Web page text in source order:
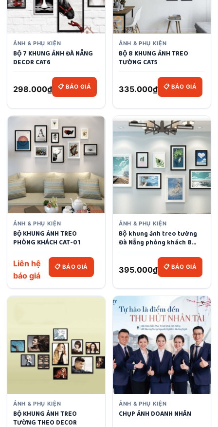
ẢNH & PHỤ KIỆN
BỘ 7 KHUNG ẢNH ĐÀ NẴNG
DECOR CAT6
298.000₫ 📋 BÁO GIÁ
ẢNH & PHỤ KIỆN
BỘ 8 KHUNG ẢNH TREO
TƯỜNG CAT5
335.000₫ 📋 BÁO GIÁ
ẢNH & PHỤ KIỆN
BỘ KHUNG ẢNH TREO
PHÒNG KHÁCH CAT-01
Liên hệ
báo giá
📋 BÁO GIÁ
ẢNH & PHỤ KIỆN
Bộ khung ảnh treo tường
Đà Nẵng phòng khách 8
khung
395.000₫ 📋 BÁO GIÁ
ẢNH & PHỤ KIỆN
BỘ KHUNG ẢNH TREO
TƯỜNG THEO DECOR
ẢNH & PHỤ KIỆN
CHỤP ẢNH DOANH NHÂN